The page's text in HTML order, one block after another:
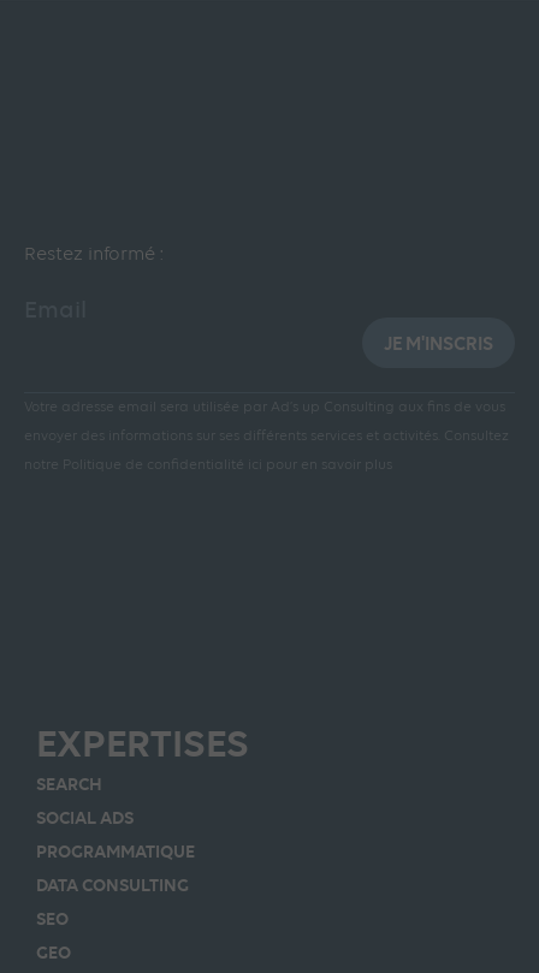
Restez informé :
JE M'INSCRIS
Votre adresse email sera utilisée par Ad’s up Consulting aux fins de vous
envoyer des informations sur ses différents services et activités.
Consultez
notre Politique de confidentialité ici pour en savoir plus
EXPERTISES
SEARCH
SOCIAL ADS
PROGRAMMATIQUE
DATA CONSULTING
SEO
GEO